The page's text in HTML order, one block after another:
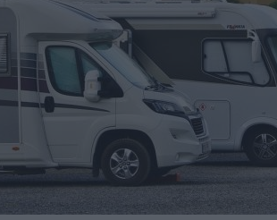
A CASONÁ Y ASUME LA GESTIÓN DE SUS RELACIONES CON
EL PARAÍSO CANARIO EN SU ÚLTIMA CAMPAÑA
“LA CONSTRUCCIÓN DE MARCA A LARGO PLAZO Y LA
– SIN LÍMITES’, DE CHEIL SPAIN PARA SAMSUNG